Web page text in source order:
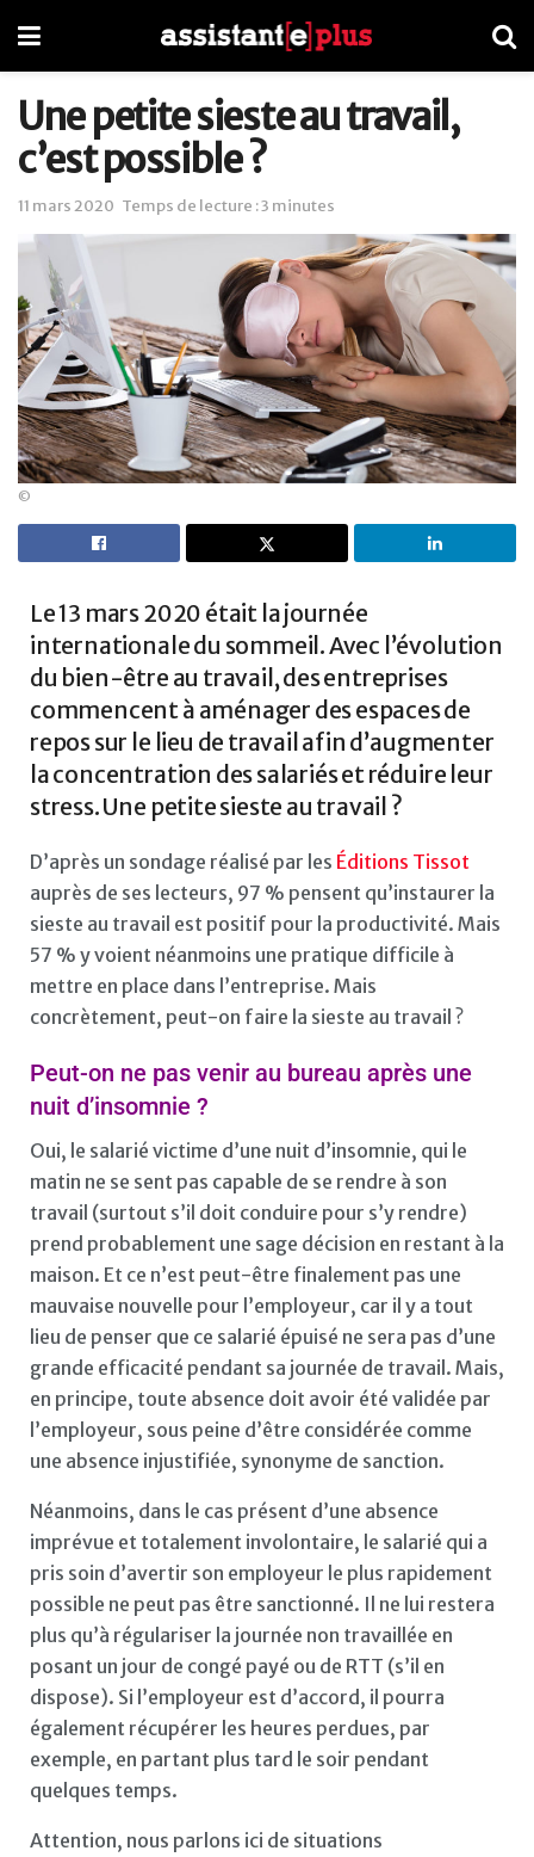
Une petite sieste au travail,
c’est possible ?
11 mars 2020 Temps de lecture : 3 minutes
©
Le 13 mars 2020 était la journée
internationale du sommeil. Avec l’évolution
du bien-être au travail, des entreprises
commencent à aménager des espaces de
repos sur le lieu de travail afin d’augmenter
la concentration des salariés et réduire leur
stress. Une petite sieste au travail ?
D’après un sondage réalisé par les Éditions Tissot
auprès de ses lecteurs, 97 % pensent qu’instaurer la
sieste au travail est positif pour la productivité. Mais
57 % y voient néanmoins une pratique difficile à
mettre en place dans l’entreprise. Mais
concrètement, peut-on faire la sieste au travail ?
Peut-on ne pas venir au bureau après une
nuit d’insomnie ?
Oui, le salarié victime d’une nuit d’insomnie, qui le
matin ne se sent pas capable de se rendre à son
travail (surtout s’il doit conduire pour s’y rendre)
prend probablement une sage décision en restant à la
maison. Et ce n’est peut-être finalement pas une
mauvaise nouvelle pour l’employeur, car il y a tout
lieu de penser que ce salarié épuisé ne sera pas d’une
grande efficacité pendant sa journée de travail. Mais,
en principe, toute absence doit avoir été validée par
l’employeur, sous peine d’être considérée comme
une absence injustifiée, synonyme de sanction.
Néanmoins, dans le cas présent d’une absence
imprévue et totalement involontaire, le salarié qui a
pris soin d’avertir son employeur le plus rapidement
possible ne peut pas être sanctionné. Il ne lui restera
plus qu’à régulariser la journée non travaillée en
posant un jour de congé payé ou de RTT (s’il en
dispose). Si l’employeur est d’accord, il pourra
également récupérer les heures perdues, par
exemple, en partant plus tard le soir pendant
quelques temps.
Attention, nous parlons ici de situations